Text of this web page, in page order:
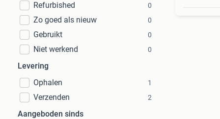
Refurbished 0
Zo goed als nieuw 0
Gebruikt 0
Niet werkend 0
Levering
Ophalen
1
Verzenden 2
Aangeboden sinds